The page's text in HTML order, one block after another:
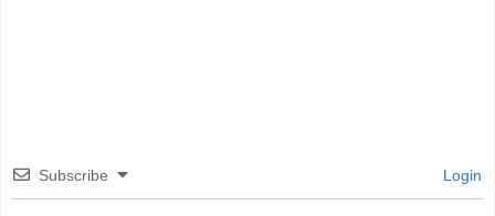
Subscribe Login